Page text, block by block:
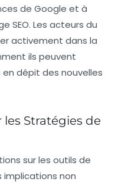
de Google et à
SEO. Les acteurs du
activement dans la
ils peuvent
dépit des nouvelles
Stratégies de
sur les outils de
non